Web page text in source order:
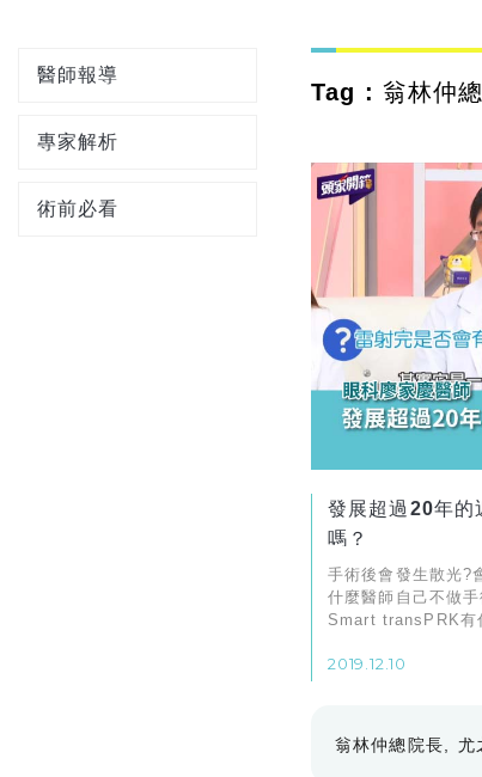
醫師報導
專家解析
術前必看
Tag : 翁林仲
發展超過20年的
嗎？
手術後會發生散光?
什麼醫師自己不做
Smart transPRK有
2019.12.10
翁林仲總院長 尤